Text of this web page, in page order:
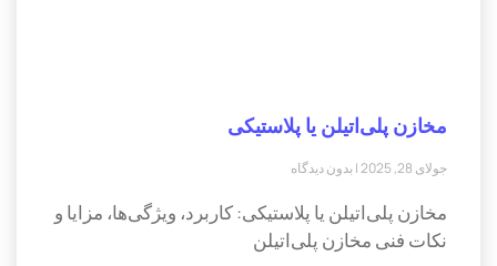
مخازن پلی‌اتیلن یا پلاستیکی
جولای 28, 2025 بدون دیدگاه
مخازن پلی‌اتیلن یا پلاستیکی: کاربرد، ویژگی‌ها، مزایا و
نکات فنی مخازن پلی‌اتیلن